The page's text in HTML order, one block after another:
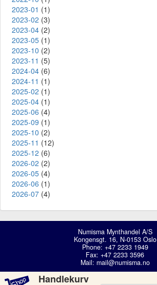
2023-01 (1)
2023-02 (3)
2023-04 (2)
2023-05 (1)
2023-10 (2)
2023-11 (5)
2024-04 (6)
2024-11 (1)
2025-02 (1)
2025-04 (1)
2025-06 (4)
2025-09 (1)
2025-10 (2)
2025-11 (12)
2025-12 (6)
2026-02 (2)
2026-05 (4)
2026-06 (1)
2026-07 (4)
Numisma Mynthandel A/S
Kongensgt. 16, N-0153 Oslo
Phone: +47 2233 1949
Fax: +47 2233 3596
Mail: mail@numisma.no
Handlekurv